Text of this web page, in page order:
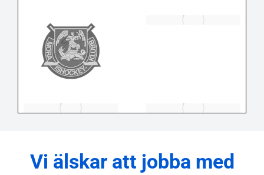
Vi älskar att jobba med